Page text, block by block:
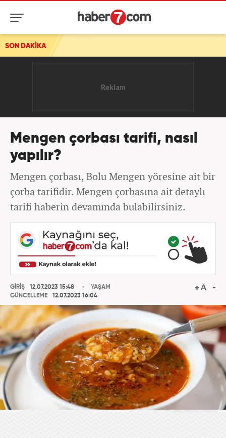
SON DAKİKA
Mengen çorbası tarifi, nasıl
yapılır?
Mengen çorbası, Bolu Mengen yöresine ait bir
çorba tarifidir. Mengen çorbasına ait detaylı
tarifi haberin devamında bulabilirsiniz.
GİRİŞ
12.07.2023 15:48
GÜNCELLEME
12.07.2023 16:04
YAŞAM